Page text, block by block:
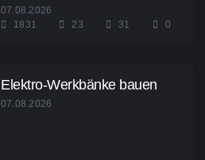
07.08.2026
1831
23 31 0
Elektro-Werkbänke bauen
07.08.2026